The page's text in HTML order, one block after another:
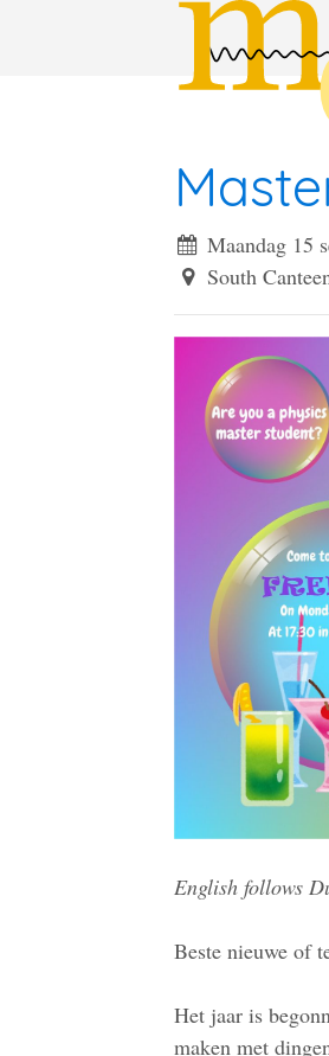
Maandag 15
South
English follows
Beste nieuwe of
Het jaar is
maken met